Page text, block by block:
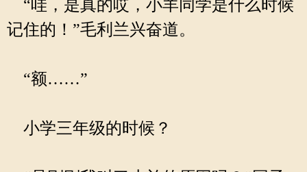
“哇，是真的哎，小羊同学是什么时候
记住的！”毛利兰兴奋道。
“额……”
小学三年级的时候？